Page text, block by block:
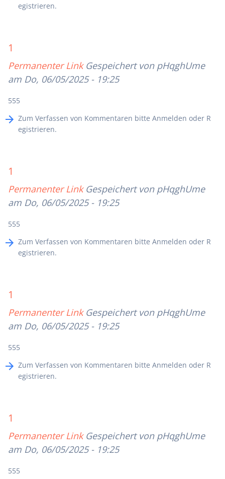
egistrieren.
1
Permanenter Link Gespeichert von pHqghUme
am Do, 06/05/2025 - 19:25
555
Zum Verfassen von Kommentaren bitte Anmelden oder R
egistrieren.
1
Permanenter Link Gespeichert von pHqghUme
am Do, 06/05/2025 - 19:25
555
Zum Verfassen von Kommentaren bitte Anmelden oder R
egistrieren.
1
Permanenter Link Gespeichert von pHqghUme
am Do, 06/05/2025 - 19:25
555
Zum Verfassen von Kommentaren bitte Anmelden oder R
egistrieren.
1
Permanenter Link Gespeichert von pHqghUme
am Do, 06/05/2025 - 19:25
555